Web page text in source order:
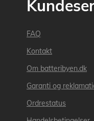
FAQ
Kontakt
Om batteribyen.dk
Garanti og
Ordrestatus